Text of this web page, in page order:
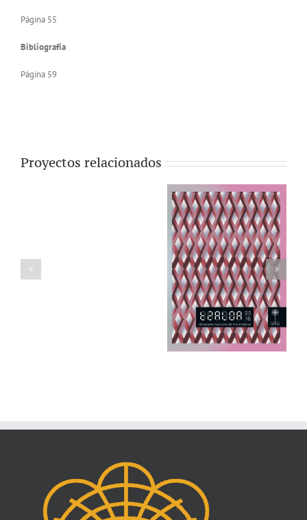
Página 55
Bibliografía
Página 59
Proyectos relacionados